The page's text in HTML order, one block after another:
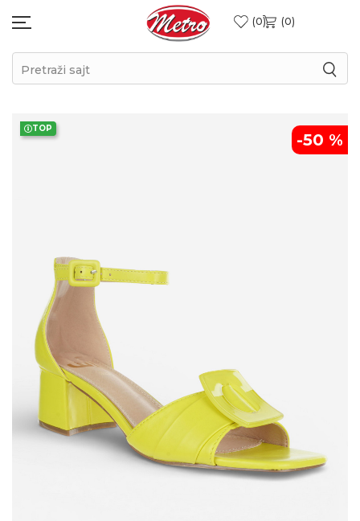
0 0
Pretraži sajt
TOP
-50 %